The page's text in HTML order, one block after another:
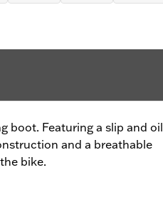
boot. Featuring a slip and oil
and a breathable
bike.